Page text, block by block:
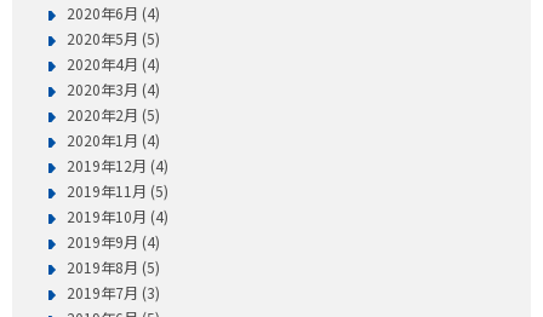
2020年6月 (4)
2020年5月 (5)
2020年4月 (4)
2020年3月 (4)
2020年2月 (5)
2020年1月 (4)
2019年12月 (4)
2019年11月 (5)
2019年10月 (4)
2019年9月 (4)
2019年8月 (5)
2019年7月 (3)